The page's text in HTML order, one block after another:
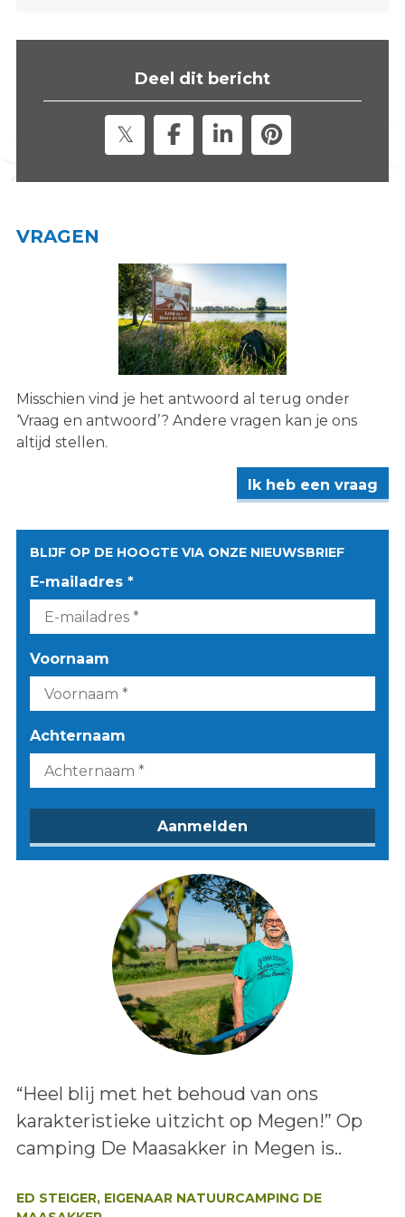
i
Deel dit bericht
VRAGEN
Misschien vind je het antwoord al terug onder
‘Vraag en antwoord’? Andere vragen kan je ons
altijd stellen.
Ik heb een vraag
BLIJF OP DE HOOGTE VIA ONZE NIEUWSBRIEF
E-mailadres *
Voornaam
Achternaam
Lees het bericht:
“Heel blij met het behoud van ons
karakteristieke uitzicht op Megen!” Op
camping De Maasakker in Megen is..
ED STEIGER, EIGENAAR NATUURCAMPING DE